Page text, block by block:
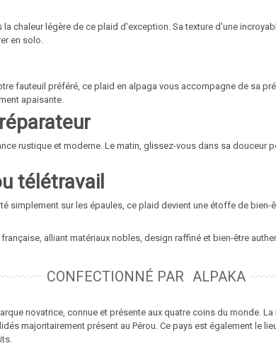
chaleur légère de ce plaid d'exception. Sa texture d'une
en solo.
fauteuil préféré, ce plaid en alpaga vous accompagne de sa
apaisante.
rustique et moderne. Le matin, glissez-vous dans sa douceur
télétravail
simplement sur les épaules, ce plaid devient une étoffe de
alliant matériaux nobles, design raffiné et bien-être
CONFECTIONNÉ PAR ALPAKA
novatrice, connue et présente aux quatre coins du monde.
majoritairement présent au Pérou. Ce pays est également le